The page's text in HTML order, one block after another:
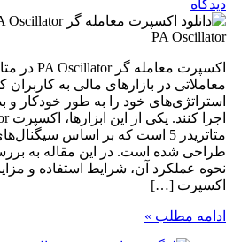
دیدگاه
معاملاتی در بازارهای مالی به کاربران
استراتژی‌های خود را به طور خودکار و
طراحی شده است. در این مقاله به
نحوه عملکرد آن، شرایط استفاده و
اکسپرت […]
ادامه مطلب »